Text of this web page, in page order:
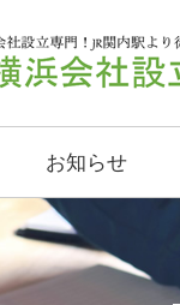
お知らせ